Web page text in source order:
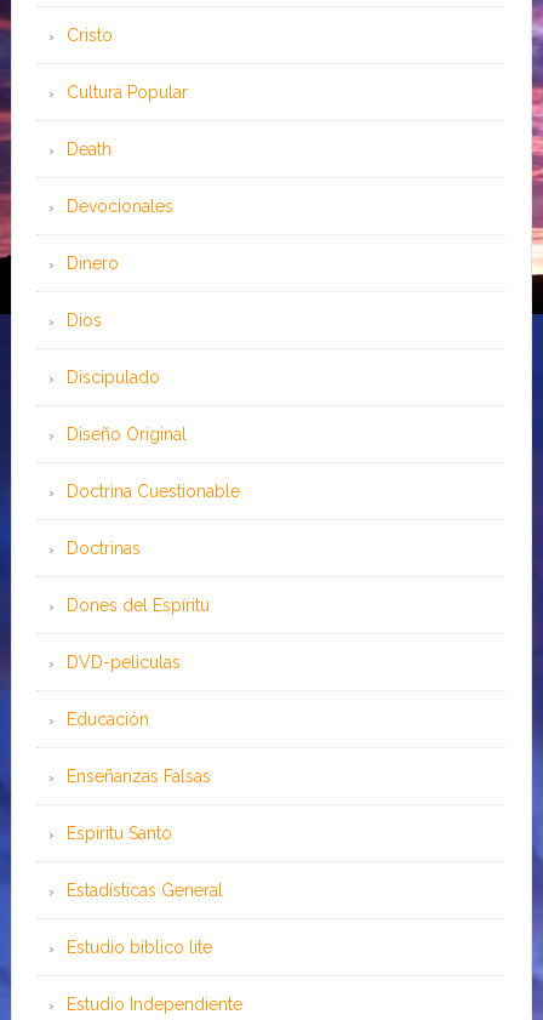
Cristo
Cultura Popular
Death
Devocionales
Dinero
Dios
Discipulado
Diseño Original
Doctrina Cuestionable
Doctrinas
Dones del Espíritu
DVD-peliculas
Educación
Enseñanzas Falsas
Espíritu Santo
Estadísticas General
Estudio bíblico lite
Estudio Independiente